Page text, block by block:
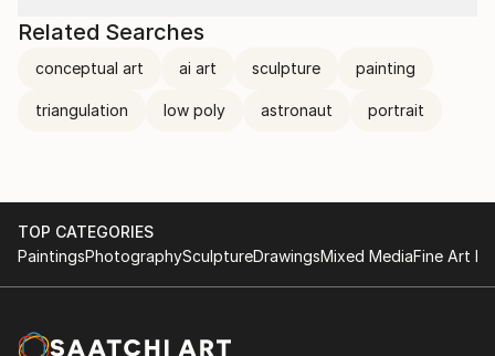
Conceptual art
Working with ceramic, concrete, wood etc
Related Searches
conceptual art ai art sculpture painting
triangulation low poly astronaut portrait
TOP CATEGORIES
PaintingsPhotographySculptureDrawingsMixed MediaFine Art